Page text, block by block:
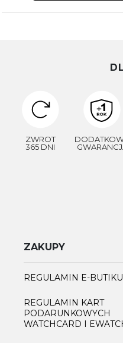
ZWROT
365 DNI
ZAKUPY
REGULAMIN E-BUTIKU
REGULAMIN KART
PODARUNKOWYCH
WATCHCARD I